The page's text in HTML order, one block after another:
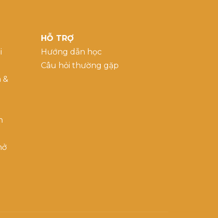
&
HỖ TRỢ
Hướng dẫn học
Câu hỏi thường gặp